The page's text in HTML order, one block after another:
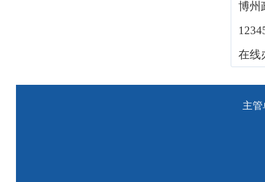
博州
在线
主